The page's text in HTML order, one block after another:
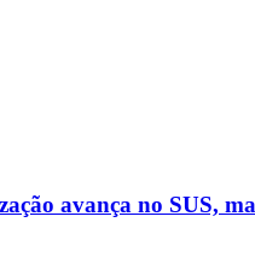
avança no SUS,